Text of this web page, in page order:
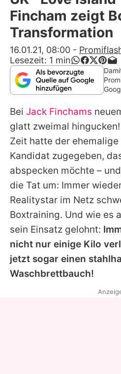
Alle Themen
App
Redaktionelle
Utiq
Fincham zeigt
Transformation
16.01.21, 08:00 -
Lesezeit: 1 min
Bei Jack Finchams
glatt zweimal
Zeit hatte der ehemalige
Kandidat zugegeben,
abspecken möchte –
die Tat um: Immer
Realitystar im Netz
Boxtraining. Und wie es
sein Einsatz gelohnt:
nicht nur einige Kilo
jetzt sogar einen
Waschbrettbauch!